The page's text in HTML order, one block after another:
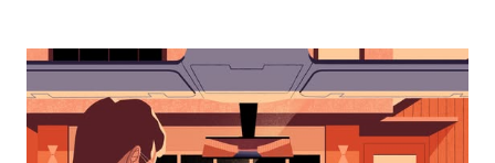
للأسفل
لاستخدام
التقويم
التاريخ.
اضغط